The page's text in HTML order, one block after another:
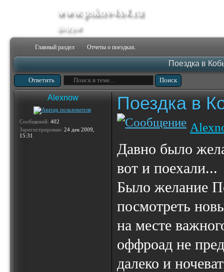
www.pskov4x4.ru
форум
Главный раздел Отчеты о поездках.
Поездка в
Ответить
Alexnow
Сообщений: 402
Зарегистрирован: 24 дек 2009,
15:31
Поездка в
Давно было
вот и поехали...
Было желание
посмотреть
на месте
оффроад не
далеко и